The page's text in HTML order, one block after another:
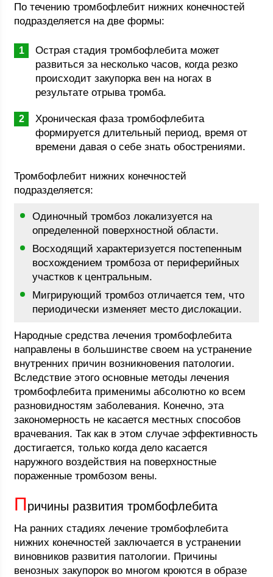
По течению тромбофлебит нижних конечностей
подразделяется на две формы:
Острая стадия тромбофлебита может
развиться за несколько часов, когда резко
происходит закупорка вен на ногах в
результате отрыва тромба.
Хроническая фаза тромбофлебита
формируется длительный период, время от
времени давая о себе знать обострениями.
Тромбофлебит нижних конечностей
подразделяется:
Одиночный тромбоз локализуется на
определенной поверхностной области.
Восходящий характеризуется постепенным
восхождением тромбоза от периферийных
участков к центральным.
Мигрирующий тромбоз отличается тем, что
периодически изменяет место дислокации.
Народные средства лечения тромбофлебита
направлены в большинстве своем на устранение
внутренних причин возникновения патологии.
Вследствие этого основные методы лечения
тромбофлебита применимы абсолютно ко всем
разновидностям заболевания. Конечно, эта
закономерность не касается местных способов
врачевания. Так как в этом случае эффективность
достигается, только когда дело касается
наружного воздействия на поверхностные
пораженные тромбозом вены.
Причины развития тромбофлебита
На ранних стадиях лечение тромбофлебита
нижних конечностей заключается в устранении
виновников развития патологии. Причины
венозных закупорок во многом кроются в образе